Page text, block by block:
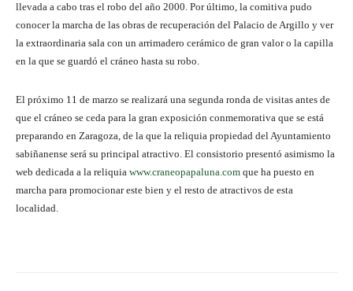
llevada a cabo tras el robo del año 2000. Por último, la comitiva pudo
conocer la marcha de las obras de recuperación del Palacio de Argillo y ver
la extraordinaria sala con un arrimadero cerámico de gran valor o la capilla
en la que se guardó el cráneo hasta su robo.
El próximo 11 de marzo se realizará una segunda ronda de visitas antes de
que el cráneo se ceda para la gran exposición conmemorativa que se está
preparando en Zaragoza, de la que la reliquia propiedad del Ayuntamiento
sabiñanense será su principal atractivo. El consistorio presentó asimismo la
web dedicada a la reliquia www.craneopapaluna.com que ha puesto en
marcha para promocionar este bien y el resto de atractivos de esta
localidad.